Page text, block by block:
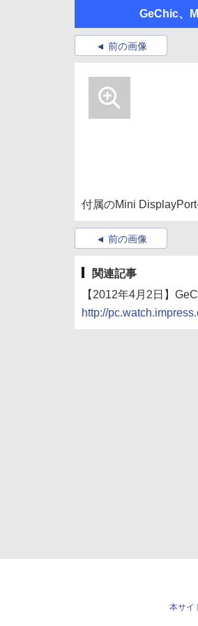
GeChic、
前の画像
付属のMini
前の画像
関連記事
【2012年4月2日】
http://
本サイ